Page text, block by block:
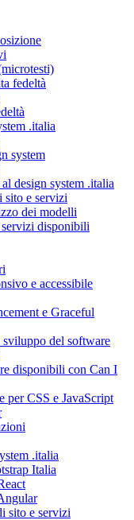
fedeltà
.italia
system
design system .italia
sito e servizi
dei modelli
disponibili
e accessibile
e Graceful
del software
disponibili con Can I
per CSS e JavaScript
.italia
Italia
sito e servizi